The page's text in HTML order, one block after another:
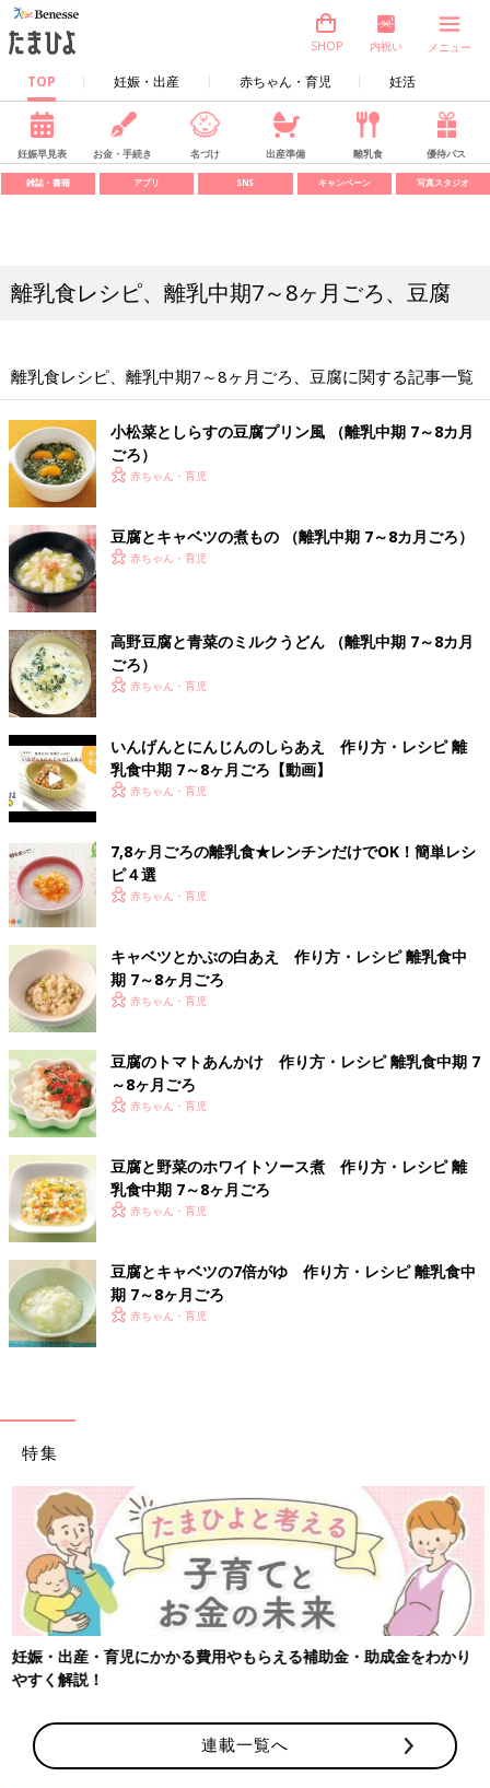
TOP 妊娠・出産 赤ちゃん・育児 妊活
SHOP 内祝い メニュー
妊娠早見表 お金・手続き 名づけ 出産準備 離乳食 優待パス
雑誌・書籍 アプリ SNS キャンペーン 写真スタジオ
離乳食レシピ、離乳中期7～8ヶ月ごろ、豆腐
離乳食レシピ、離乳中期7～8ヶ月ごろ、豆腐に関する記事一覧
小松菜としらすの豆腐プリン風 （離乳中期 7～8カ月
ごろ）
赤ちゃん・育児
豆腐とキャベツの煮もの （離乳中期 7～8カ月ごろ）
赤ちゃん・育児
高野豆腐と青菜のミルクうどん （離乳中期 7～8カ月
ごろ）
赤ちゃん・育児
いんげんとにんじんのしらあえ 作り方・レシピ 離
乳食中期 7～8ヶ月ごろ【動画】
赤ちゃん・育児
7,8ヶ月ごろの離乳食★レンチンだけでOK！簡単レシ
ピ４選
赤ちゃん・育児
キャベツとかぶの白あえ 作り方・レシピ 離乳食中
期 7～8ヶ月ごろ
赤ちゃん・育児
豆腐のトマトあんかけ 作り方・レシピ 離乳食中期 7
～8ヶ月ごろ
赤ちゃん・育児
豆腐と野菜のホワイトソース煮 作り方・レシピ 離
乳食中期 7～8ヶ月ごろ
赤ちゃん・育児
豆腐とキャベツの7倍がゆ 作り方・レシピ 離乳食中
期 7～8ヶ月ごろ
赤ちゃん・育児
特集
妊娠・出産・育児にかかる費用やもらえる補助金・助成金をわかり
やすく解説！
連載一覧へ